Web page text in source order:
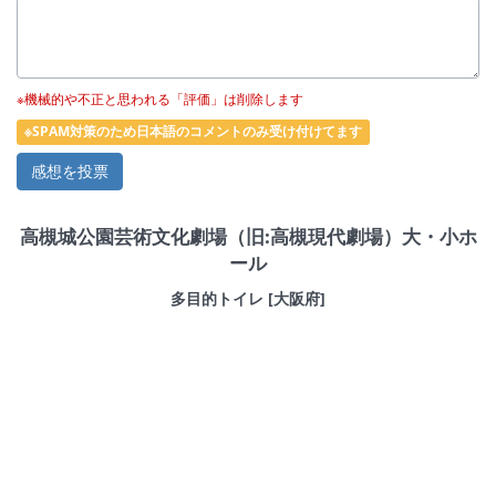
※機械的や不正と思われる「評価」は削除します
※SPAM対策のため日本語のコメントのみ受け付けてます
高槻城公園芸術文化劇場（旧:高槻現代劇場）大・小ホ
ール
多目的トイレ [大阪府]